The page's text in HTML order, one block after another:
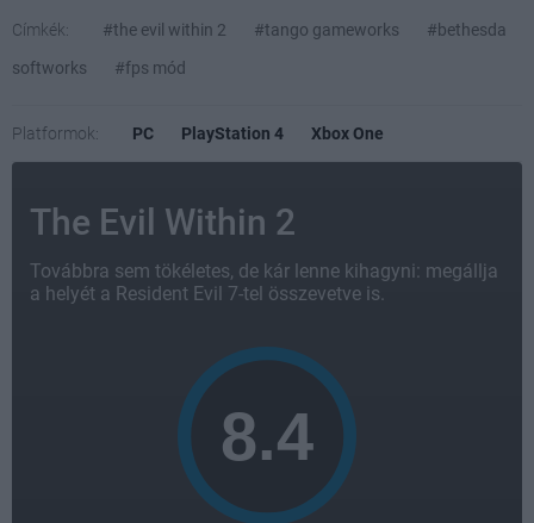
Címkék: #the evil within 2 #tango gameworks
#bethesda
softworks
#fps mód
Platformok: PC PlayStation 4 Xbox One
The Evil Within 2
Továbbra sem tökéletes, de kár lenne kihagyni: megállja
a helyét a Resident Evil 7-tel összevetve is.